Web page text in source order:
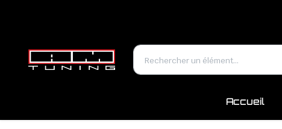
Accueil